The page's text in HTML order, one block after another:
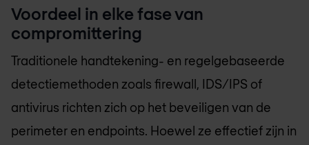
Voordeel in elke fase van
compromittering
Traditionele handtekening- en regelgebaseerde
detectiemethoden zoals firewall, IDS/IPS of
antivirus richten zich op het beveiligen van de
perimeter en endpoints. Hoewel ze effectief zijn in